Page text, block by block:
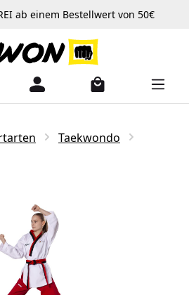
ab einem Bestellwert von 50€
Taekwondo